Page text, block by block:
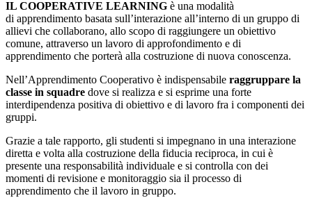
IL COOPERATIVE LEARNING è una modalità
di apprendimento basata sull’interazione all’interno di un gruppo di
allievi che collaborano, allo scopo di raggiungere un obiettivo
comune, attraverso un lavoro di approfondimento e di
apprendimento che porterà alla costruzione di nuova conoscenza.
Nell’Apprendimento Cooperativo è indispensabile raggruppare la
classe in squadre dove si realizza e si esprime una forte
interdipendenza positiva di obiettivo e di lavoro fra i componenti dei
gruppi.
Grazie a tale rapporto, gli studenti si impegnano in una interazione
diretta e volta alla costruzione della fiducia reciproca, in cui è
presente una responsabilità individuale e si controlla con dei
momenti di revisione e monitoraggio sia il processo di
apprendimento che il lavoro in gruppo.